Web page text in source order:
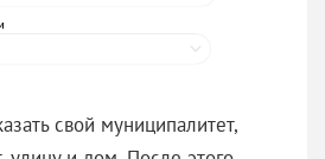
свой муниципалитет,